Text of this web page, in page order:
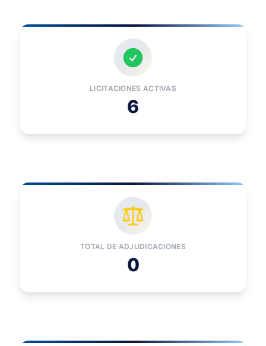
LICITACIONES ACTIVAS
6
TOTAL DE ADJUDICACIONES
0